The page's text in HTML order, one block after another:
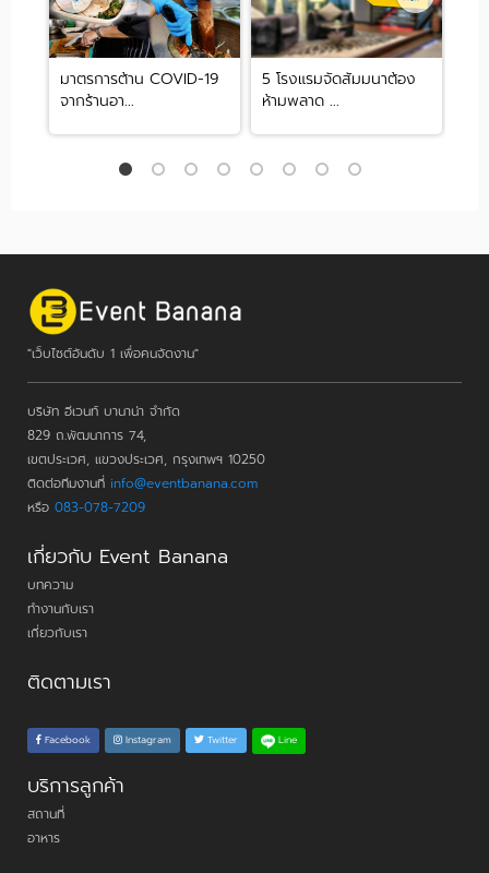
มาตรการต้าน COVID-19
จากร้านอา...
5 โรงแรมจัดสัมมนาต้อง
ห้ามพลาด ...
"เว็บไซต์อันดับ 1 เพื่อคนจัดงาน"
บริษัท อีเวนท์ บานาน่า จำกัด
829 ถ.พัฒนาการ 74,
เขตประเวศ, แขวงประเวศ, กรุงเทพฯ 10250
ติดต่อทีมงานที่ info@eventbanana.com
หรือ 083-078-7209
เกี่ยวกับ Event Banana
บทความ
ทำงานกับเรา
เกี่ยวกับเรา
ติดตามเรา
Facebook Instagram Twitter Line
บริการลูกค้า
สถานที่
อาหาร